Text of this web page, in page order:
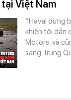
Việt Nam
“Haval dừng
khiến tôi dần
Motors, và
sang Trung